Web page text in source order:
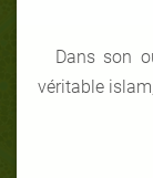
Dans son
véritable